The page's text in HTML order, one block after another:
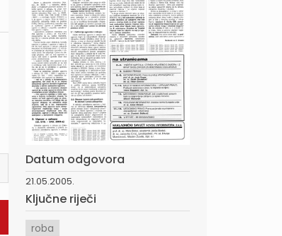
Datum odgovora
21.05.2005.
Ključne riječi
roba